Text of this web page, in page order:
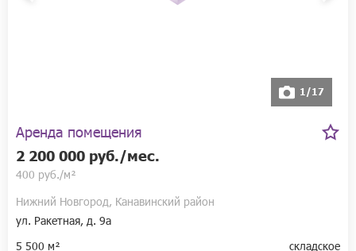
1/17
Аренда помещения
2 200 000 руб./мес.
400 руб./м²
Нижний Новгород, Канавинский район
ул. Ракетная, д. 9а
5 500 м²
складское